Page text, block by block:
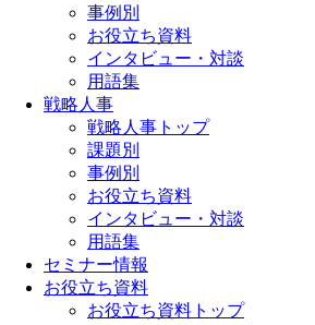
事例別
お役立ち資料
インタビュー・対談
用語集
戦略人事
戦略人事トップ
課題別
事例別
お役立ち資料
インタビュー・対談
用語集
セミナー情報
お役立ち資料
お役立ち資料トップ